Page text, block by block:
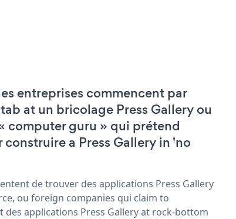
entreprises commencent par
at un bricolage Press Gallery ou
computer guru » qui prétend
a Press Gallery in 'no
de trouver des applications Press Gallery
ou foreign companies qui claim to
des applications Press Gallery at rock-bottom